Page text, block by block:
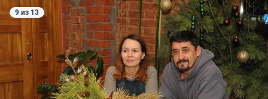
9 из 13